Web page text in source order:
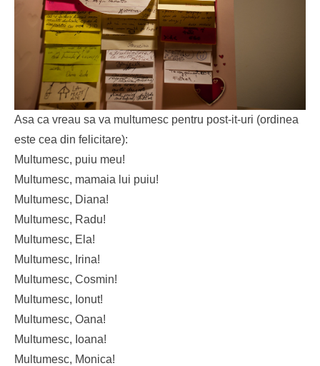
Asa ca vreau sa va multumesc pentru post-it-uri (ordinea
este cea din felicitare):
Multumesc, puiu meu!
Multumesc, mamaia lui puiu!
Multumesc, Diana!
Multumesc, Radu!
Multumesc, Ela!
Multumesc, Irina!
Multumesc, Cosmin!
Multumesc, Ionut!
Multumesc, Oana!
Multumesc, Ioana!
Multumesc, Monica!